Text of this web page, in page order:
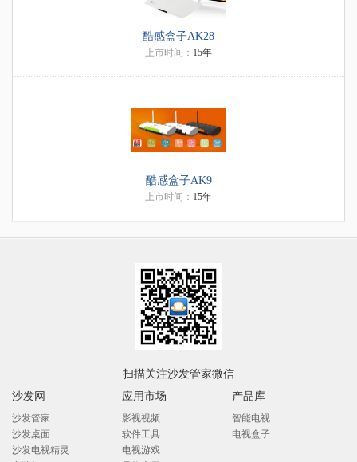
酷感盒子AK28
上市时间： 15年
酷感盒子AK9
上市时间： 15年
扫描关注沙发管家微信
沙发网
沙发管家
沙发桌面
沙发电视精灵
应用市场
影视视频
软件工具
电视游戏
产品库
智能电视
电视盒子